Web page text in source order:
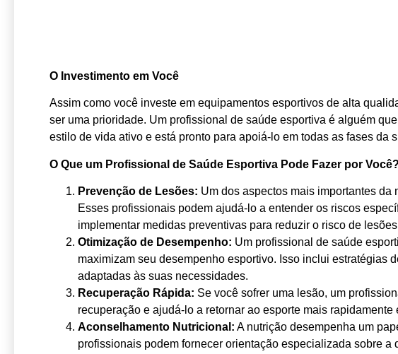
O Investimento em Você
Assim como você investe em equipamentos esportivos de alta
ser uma prioridade. Um profissional de saúde esportiva é alguém
estilo de vida ativo e está pronto para apoiá-lo em todas as fases da
O Que um Profissional de Saúde Esportiva Pode Fazer por Você?
Prevenção de Lesões: Um dos aspectos mais importantes
Esses profissionais podem ajudá-lo a entender os riscos
implementar medidas preventivas para reduzir o risco de
Otimização de Desempenho: Um profissional de saúde
maximizam seu desempenho esportivo. Isso inclui estratégias
adaptadas às suas necessidades.
Recuperação Rápida: Se você sofrer uma lesão, um
recuperação e ajudá-lo a retornar ao esporte mais rapidamente
Aconselhamento Nutricional: A nutrição desempenha um
profissionais podem fornecer orientação especializada sobre a